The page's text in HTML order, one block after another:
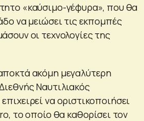
«καύσιμο-γέφυρα», που θα
να μειώσει τις εκπομπές
οι τεχνολογίες της
ακόμη μεγαλύτερη
Ναυτιλιακός
να οριστικοποιήσει
το οποίο θα καθορίσει τον